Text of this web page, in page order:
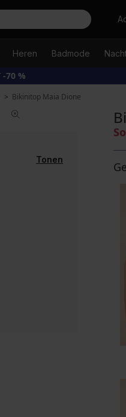
Heren Badmode
-70 %
Bikinitop Maia Dione
Tonen